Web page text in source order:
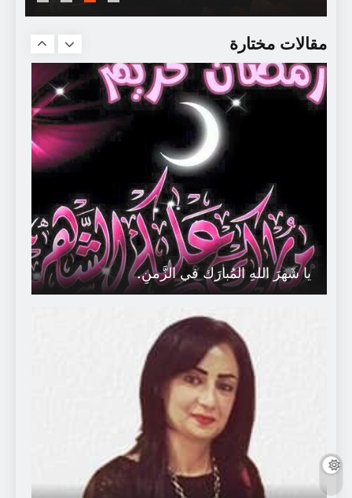
مقالات مختارة
يا شَهرَ اللهِ المُبارَك في الزَّمنِ.